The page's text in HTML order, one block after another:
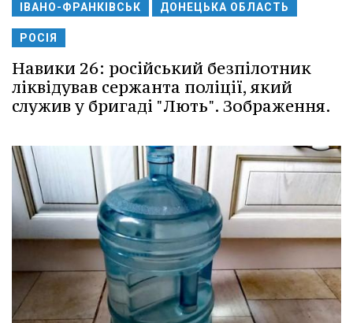
ІВАНО-ФРАНКІВСЬК ДОНЕЦЬКА ОБЛАСТЬ
РОСІЯ
Навики 26: російський безпілотник
ліквідував сержанта поліції, який
служив у бригаді "Лють". Зображення.